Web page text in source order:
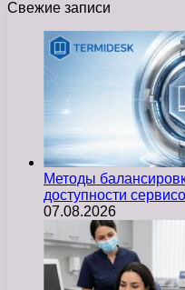
Свежие записи
Методы
доступности
07.08.2026